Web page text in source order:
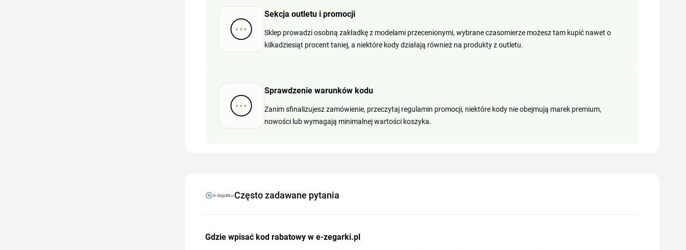
Sekcja outletu i promocji
Sklep prowadzi osobną zakładkę z modelami przecenionymi, wybrane czasomierze możesz tam kupić nawet o
kilkadziesiąt procent taniej, a niektóre kody działają również na produkty z outletu.
Sprawdzenie warunków kodu
Zanim sfinalizujesz zamówienie, przeczytaj regulamin promocji, niektóre kody nie obejmują marek premium,
nowości lub wymagają minimalnej wartości koszyka.
Często zadawane pytania
Gdzie wpisać kod rabatowy w e-zegarki.pl